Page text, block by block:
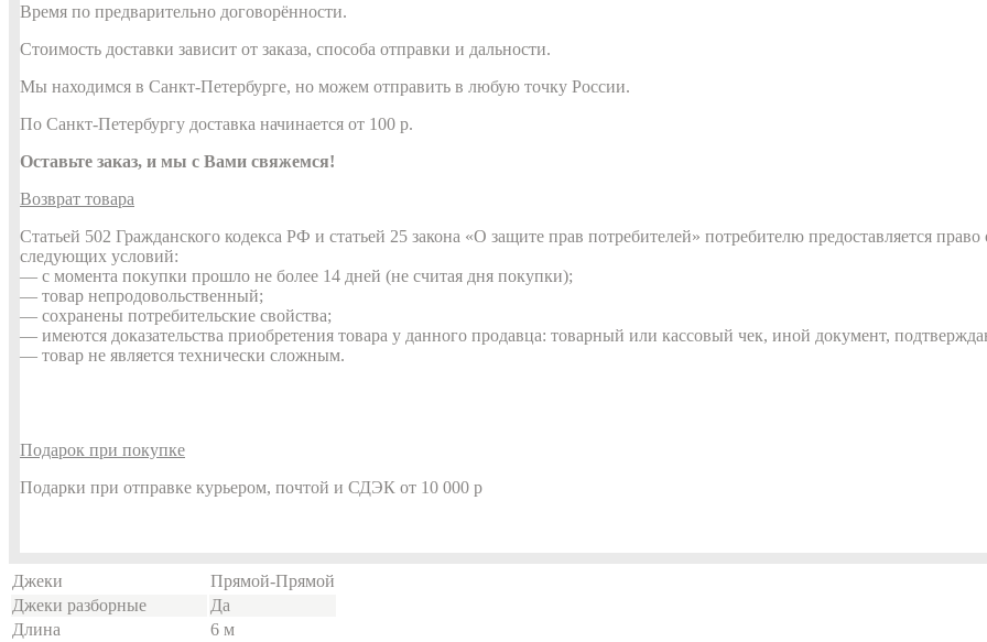
Время по предварительно договорённости.
Стоимость доставки зависит от заказа, способа отправки и дальности.
Мы находимся в Санкт-Петербурге, но можем отправить в любую точку России.
По Санкт-Петербургу доставка начинается от 100 р.
Оставьте заказ, и мы с Вами свяжемся!
Возврат товара
Статьей 502 Гражданского кодекса РФ и статьей 25 закона «О защите прав потребителей» потребителю предоставляется
следующих условий:
— с момента покупки прошло не более 14 дней (не считая дня покупки);
— товар непродовольственный;
— сохранены потребительские свойства;
— имеются доказательства приобретения товара у данного продавца: товарный или кассовый чек, иной документ,
— товар не является технически сложным.
Подарок при покупке
Подарки при отправке курьером, почтой и СДЭК от 10 000 р
Джеки
Прямой-Прямой
Джеки разборные
Да
Длина
6 м